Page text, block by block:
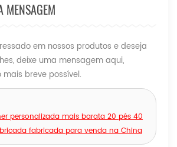
MENSAGEM
em nossos produtos e deseja
deixe uma mensagem aqui,
breve possível.
personalizada mais barata 20 pés 40
fabricada para venda na China